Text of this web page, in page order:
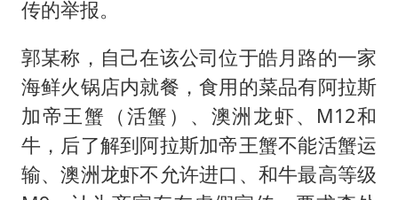
传的举报。
郭某称，自己在该公司位于皓月路的一家
海鲜火锅店内就餐，食用的菜品有阿拉斯
加帝王蟹（活蟹）、澳洲龙虾、M12和
牛，后了解到阿拉斯加帝王蟹不能活蟹运
输、澳洲龙虾不允许进口、和牛最高等级